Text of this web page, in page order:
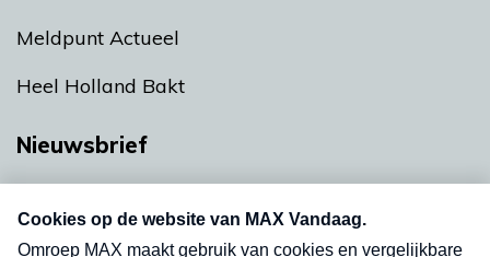
Meldpunt Actueel
Heel Holland Bakt
Nieuwsbrief
Neem hier een gratis abonnement op onze
nieuwsbrief. Elke vrijdag- en dinsdagochtend in
uw mailbox.